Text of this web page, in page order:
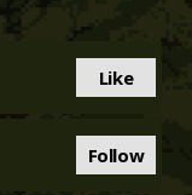
Like
Follow